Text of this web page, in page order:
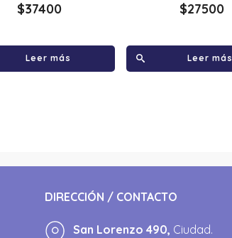
$37400
Leer más
$27500
Leer más
DIRECCIÓN / CONTACTO
San Lorenzo 490, Ciudad.